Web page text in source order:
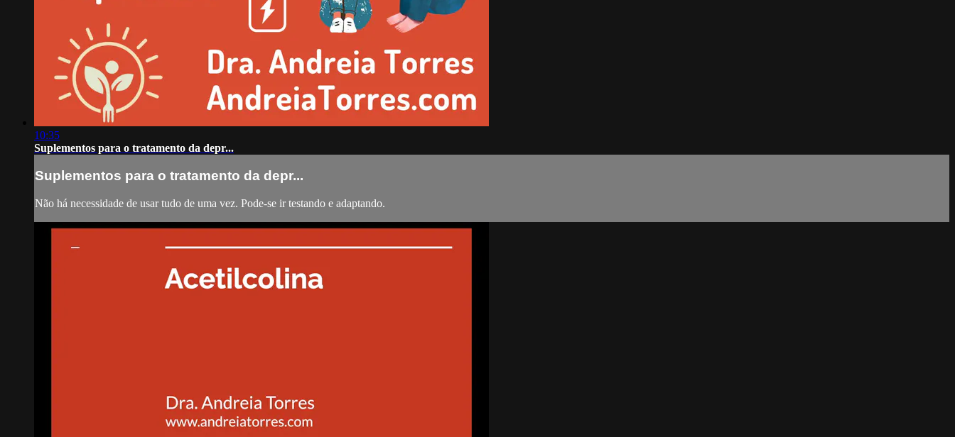
10:35
Suplementos para o tratamento da depr...
Suplementos para o tratamento da depr...
Não há necessidade de usar tudo de uma vez. Pode-se ir testando e adaptando.